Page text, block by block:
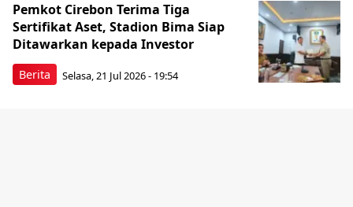
Berita
Pemkot Cirebon Terima Tiga
Sertifikat Aset, Stadion Bima Siap
Ditawarkan kepada Investor
Selasa, 21 Jul 2026 - 19:54